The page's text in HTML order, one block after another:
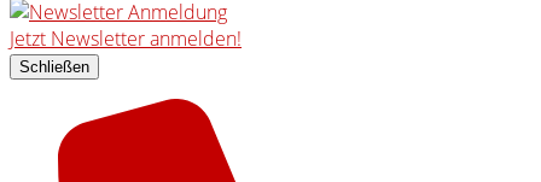
Jetzt Newsletter anmelden!
Schließen